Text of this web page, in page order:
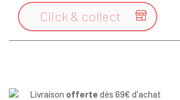

Click & collect
Livraison offerte dès 69€ d'achat